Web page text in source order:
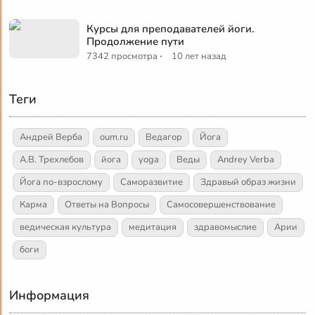
Курсы для преподавателей йоги.
Продолжение пути
7342 просмотра · 10 лет назад
Теги
Андрей Верба oum.ru Ведагор
Йога
А.В. Трехлебов
йога yoga Веды
Andrey Verba
Йога по-взрослому
Саморазвитие
Здравый образ жизни
Карма
Ответы на Вопросы
Самосовершенствование
ведическая культура
медитация здравомыслие
Арии
боги
Информация